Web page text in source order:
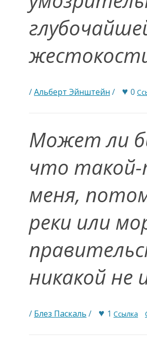
/Альберт Эйнштейн / ♥ 0
Может ли
что такой-
меня,
реки или
никакой не
/ Блез Паскаль / ♥ 1 Ссылка